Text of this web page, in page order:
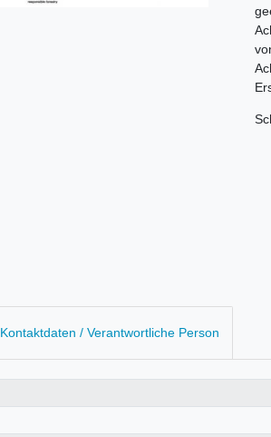
Kontaktdaten / Verantwortliche Person